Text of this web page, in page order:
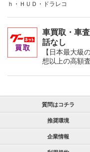
ｈ・ＨＵＤ・ドラレコ
車買取・車
話なし
【日本最大級
想以上の高額
質問はコチラ
推奨環境
企業情報